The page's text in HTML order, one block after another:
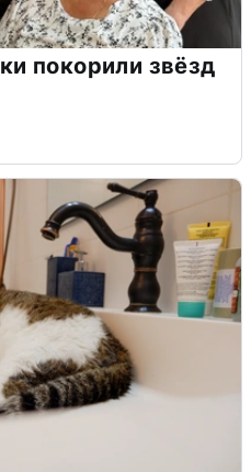
покорили звёзд